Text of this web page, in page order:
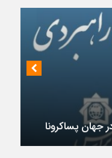
جهان پساکرونا